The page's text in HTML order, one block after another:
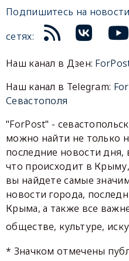
Подпишитесь на
сетях:
Наш канал в Дзен:
Наш канал в Telegram:
Севастополя
"ForPost" -
можно найти не только
последние новости дня,
что происходит в
вы найдете самые
новости города,
Крыма, а также все
обществе, культуре,
* Значком отмечены